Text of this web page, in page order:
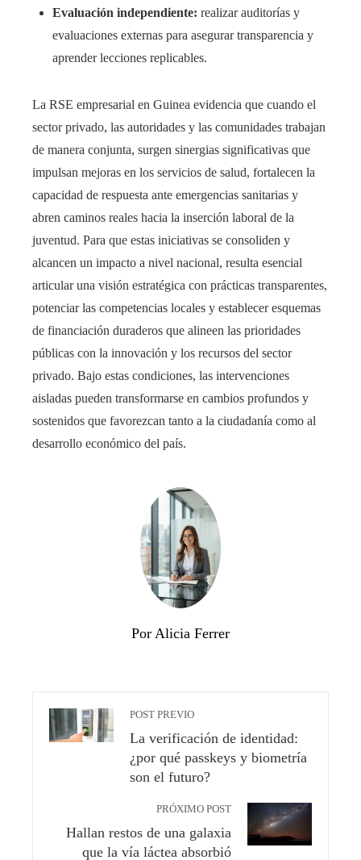
Evaluación independiente: realizar auditorías y
evaluaciones externas para asegurar transparencia y
aprender lecciones replicables.
La RSE empresarial en Guinea evidencia que cuando el
sector privado, las autoridades y las comunidades trabajan
de manera conjunta, surgen sinergias significativas que
impulsan mejoras en los servicios de salud, fortalecen la
capacidad de respuesta ante emergencias sanitarias y
abren caminos reales hacia la inserción laboral de la
juventud. Para que estas iniciativas se consoliden y
alcancen un impacto a nivel nacional, resulta esencial
articular una visión estratégica con prácticas transparentes,
potenciar las competencias locales y establecer esquemas
de financiación duraderos que alineen las prioridades
públicas con la innovación y los recursos del sector
privado. Bajo estas condiciones, las intervenciones
aisladas pueden transformarse en cambios profundos y
sostenidos que favorezcan tanto a la ciudadanía como al
desarrollo económico del país.
Por Alicia Ferrer
POST PREVIO
La verificación de identidad:
¿por qué passkeys y biometría
son el futuro?
PRÓXIMO POST
Hallan restos de una galaxia
que la vía láctea absorbió